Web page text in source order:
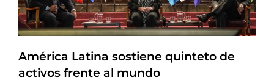
América Latina sostiene quinteto de
activos frente al mundo